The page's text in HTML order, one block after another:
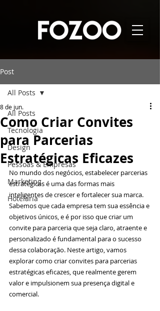
Post
All Posts
Tecnologia
Design
Pessoas & Empresas
Marketing
Hotelaria
All Posts
Como Criar Convites
para Parcerias
Estratégicas Eficazes
8 de jun.
No mundo dos negócios, estabelecer parcerias
estratégicas é uma das formas mais
inteligentes de crescer e fortalecer sua marca.
Sabemos que cada empresa tem sua essência e
objetivos únicos, e é por isso que criar um
convite para parceria que seja claro, atraente e
personalizado é fundamental para o sucesso
dessa colaboração. Neste artigo, vamos
explorar como criar convites para parcerias
estratégicas eficazes, que realmente gerem
valor e impulsionem sua presença digital e
comercial.